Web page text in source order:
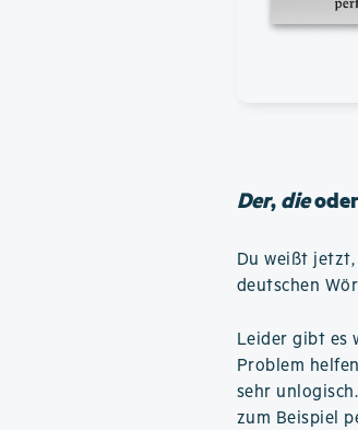
Der,dieoder
Du weißt jetzt,
deutschen
Leider gibt es
Problem
sehr
zum Beispiel